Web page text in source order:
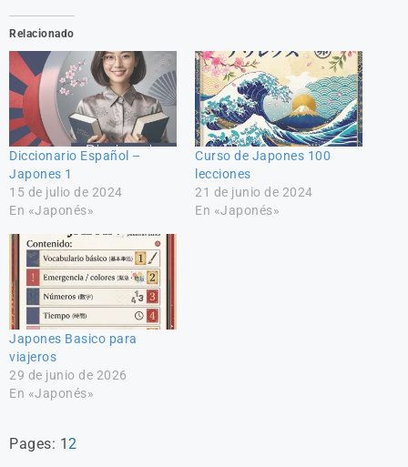
Relacionado
Diccionario Español –
Japones 1
15 de julio de 2024
En «Japonés»
Curso de Japones 100
lecciones
21 de junio de 2024
En «Japonés»
Japones Basico para
viajeros
29 de junio de 2026
En «Japonés»
Pages: 12